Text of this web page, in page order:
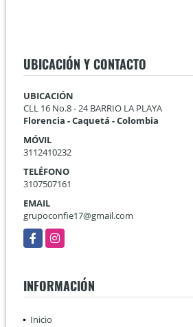
UBICACIÓN Y CONTACTO
UBICACIÓN
CLL 16 No.8 - 24 BARRIO LA PLAYA
Florencia - Caquetá - Colombia
MÓVIL
3112410232
TELÉFONO
3107507161
EMAIL
grupoconfie17@gmail.com
FacebookInstagram
INFORMACIÓN
Inicio